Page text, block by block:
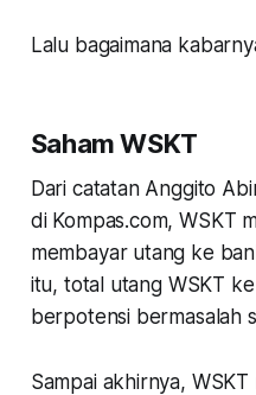
Lalu bagaimana
Saham WSKT
Dari catatan Anggito
di Kompas.com, WSKT
membayar utang ke
itu, total utang WSKT
berpotensi bermasalah
Sampai akhirnya,